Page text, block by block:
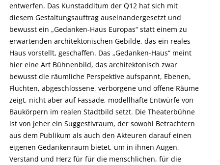
entwerfen. Das Kunstadditum der Q12 hat sich mit
diesem Gestaltungsauftrag auseinandergesetzt und
bewusst ein „Gedanken-Haus Europas“ statt einem zu
erwartenden architektonischen Gebilde, das ein reales
Haus vorstellt, geschaffen. Das „Gedanken-Haus“ meint
hier eine Art Bühnenbild, das architektonisch zwar
bewusst die räumliche Perspektive aufspannt, Ebenen,
Fluchten, abgeschlossene, verborgene und offene Räume
zeigt, nicht aber auf Fassade, modellhafte Entwürfe von
Baukörpern im realen Stadtbild setzt. Die Theaterbühne
ist von jeher ein Suggestivraum, der sowohl Betrachtern
aus dem Publikum als auch den Akteuren darauf einen
eigenen Gedankenraum bietet, um in ihnen Augen,
Verstand und Herz für für die menschlichen, für die